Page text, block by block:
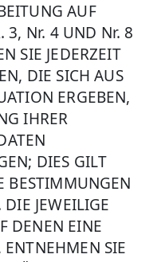
AUF
3, Nr. 4 UND Nr. 8
SIE JEDERZEIT
DIE SICH AUS
ERGEBEN,
IHRER
DIES GILT
BESTIMMUNGEN
JEWEILIGE
DENEN EINE
SIE